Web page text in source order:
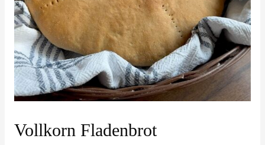
Vollkorn Fladenbrot